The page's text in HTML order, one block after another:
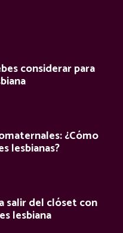
considerar para
¿Cómo
lesbianas?
salir del clóset con
lesbiana